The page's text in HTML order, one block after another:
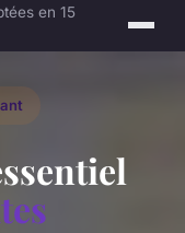
en 15